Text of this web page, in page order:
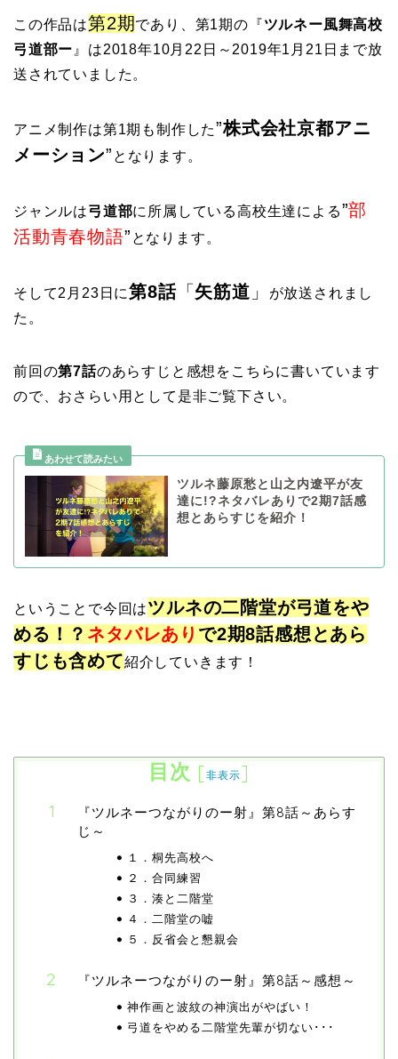
この作品は第2期であり、第1期の『ツルネー風舞高校
弓道部ー 』は2018年10月22日～2019年1月21日まで放
送されていました。
アニメ制作は第1期も制作した”株式会社京都アニ
メーション” となります。
ジャンルは弓道部に所属している高校生達による”部
活動青春物語” となります。
そして2月23日に第8話「 矢筋道 」
が放送されまし
た。
前回の第7話のあらすじと感想をこちらに書いています
ので、おさらい用として是非ご覧下さい。
ツルネ藤原愁と山之内遼平が友
達に!?ネタバレありで2期7話感
想とあらすじを紹介！
ということで今回はツルネの二階堂が弓道をや
める！？ ネタバレあり で2期8話感想とあら
すじも含めて紹介していきます！
目次 [非表示]
『ツルネーつながりのー射』第8話～あらす
じ～
１．桐先高校へ
２．合同練習
３．湊と二階堂
４．二階堂の嘘
５．反省会と懇親会
『ツルネーつながりのー射』第8話～感想～
神作画と波紋の神演出がやばい！
弓道をやめる二階堂先輩が切ない･･･